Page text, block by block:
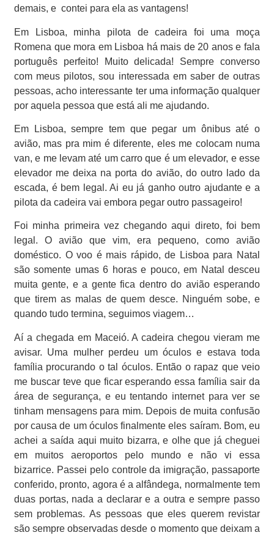
demais, e contei para ela as vantagens!
Em Lisboa, minha pilota de cadeira foi uma moça
Romena que mora em Lisboa há mais de 20 anos e fala
português perfeito! Muito delicada! Sempre converso
com meus pilotos, sou interessada em saber de outras
pessoas, acho interessante ter uma informação qualquer
por aquela pessoa que está ali me ajudando.
Em Lisboa, sempre tem que pegar um ônibus até o
avião, mas pra mim é diferente, eles me colocam numa
van, e me levam até um carro que é um elevador, e esse
elevador me deixa na porta do avião, do outro lado da
escada, é bem legal. Ai eu já ganho outro ajudante e a
pilota da cadeira vai embora pegar outro passageiro!
Foi minha primeira vez chegando aqui direto, foi bem
legal. O avião que vim, era pequeno, como avião
doméstico. O voo é mais rápido, de Lisboa para Natal
são somente umas 6 horas e pouco, em Natal desceu
muita gente, e a gente fica dentro do avião esperando
que tirem as malas de quem desce. Ninguém sobe, e
quando tudo termina, seguimos viagem…
Aí a chegada em Maceió. A cadeira chegou vieram me
avisar. Uma mulher perdeu um óculos e estava toda
família procurando o tal óculos. Então o rapaz que veio
me buscar teve que ficar esperando essa família sair da
área de segurança, e eu tentando internet para ver se
tinham mensagens para mim. Depois de muita confusão
por causa de um óculos finalmente eles saíram. Bom, eu
achei a saída aqui muito bizarra, e olhe que já cheguei
em muitos aeroportos pelo mundo e não vi essa
bizarrice. Passei pelo controle da imigração, passaporte
conferido, pronto, agora é a alfândega, normalmente tem
duas portas, nada a declarar e a outra e sempre passo
sem problemas. As pessoas que eles querem revistar
são sempre observadas desde o momento que deixam a